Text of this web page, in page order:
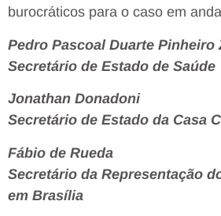
burocráticos para o caso em
Pedro Pascoal Duarte Pinheiro
Secretário de Estado de Saúde
Jonathan Donadoni
Secretário de Estado da Casa
Fábio de Rueda
Secretário da Representação
em Brasília